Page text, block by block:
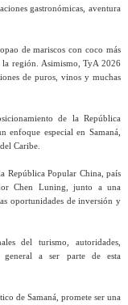
gastronómicas, aventura
de mariscos con coco más
región. Asimismo, TyA 2026
de puros, vinos y muchas
de la República
especial en Samaná,
Caribe.
República Popular China, país
Chen Luning, junto a una
oportunidades de inversión y
del turismo, autoridades,
general a ser parte de esta
de Samaná, promete ser una